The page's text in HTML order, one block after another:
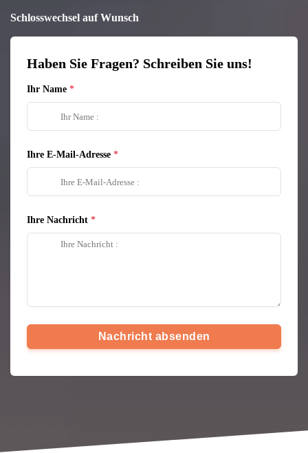
Schlosswechsel auf Wunsch
Haben Sie Fragen? Schreiben Sie uns!
Ihr Name
Ihre E-Mail-Adresse
Ihre Nachricht
Nachricht absenden